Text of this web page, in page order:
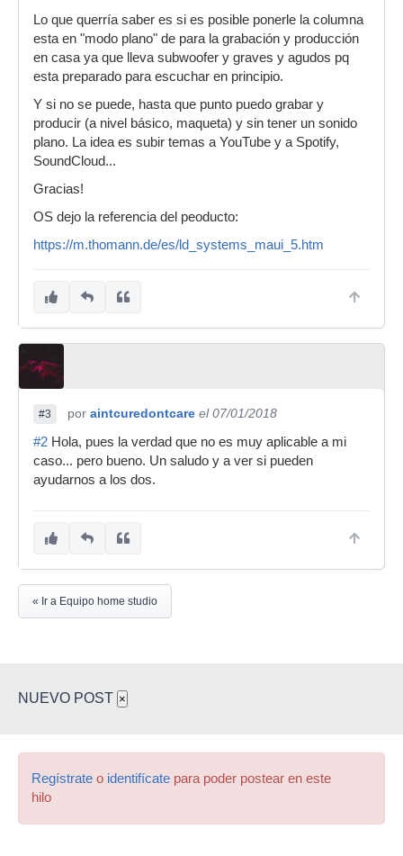
Lo que querría saber es si es posible ponerle la columna
esta en "modo plano" de para la grabación y producción
en casa ya que lleva subwoofer y graves y agudos pq
esta preparado para escuchar en principio.
Y si no se puede, hasta que punto puedo grabar y
producir (a nivel básico, maqueta) y sin tener un sonido
plano. La idea es subir temas a YouTube y a Spotify,
SoundCloud...
Gracias!
OS dejo la referencia del peoducto:
https://m.thomann.de/es/ld_systems_maui_5.htm
#3 por aintcuredontcare el 07/01/2018
#2 Hola, pues la verdad que no es muy aplicable a mi
caso... pero bueno. Un saludo y a ver si pueden
ayudarnos a los dos.
« Ir a Equipo home studio
NUEVO POST ×
Regístrate o identifícate para poder postear en este
hilo